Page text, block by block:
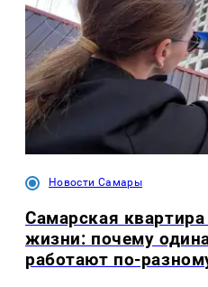
Новости Самары
Самарская
жизни: почему
работают по-